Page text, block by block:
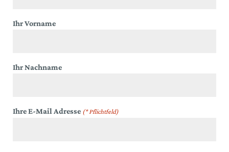
Ihr Vorname
Ihr Nachname
Ihre E-Mail Adresse (* Pflichtfeld)